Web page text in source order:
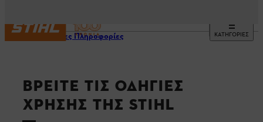
ΚΑΤΗΓΟΡΙΕΣ
Χρήσιμες Πληροφορίες
ΒΡΕΊΤΕ ΤΙΣ ΟΔΗΓΊΕΣ
ΧΡΉΣΗΣ ΤΗΣ STIHL